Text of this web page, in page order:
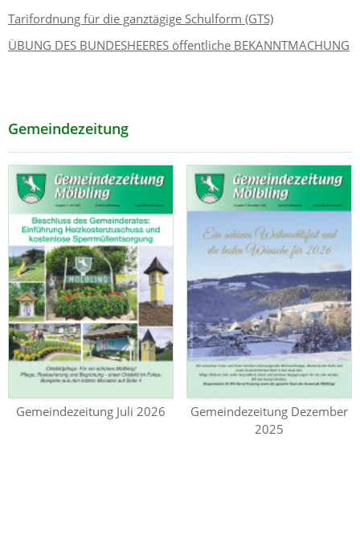
Tarifordnung für die ganztägige Schulform (GTS)
ÜBUNG DES BUNDESHEERES öffentliche BEKANNTMACHUNG
Gemeindezeitung
Gemeindezeitung Juli 2026
Gemeindezeitung Dezember
2025